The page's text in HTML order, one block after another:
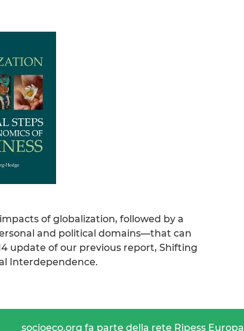
of globalization, followed by a
and political domains—that can
update of our previous report, Shifting
Interdependence.
socioeco.org fa parte della rete Ripess Europa